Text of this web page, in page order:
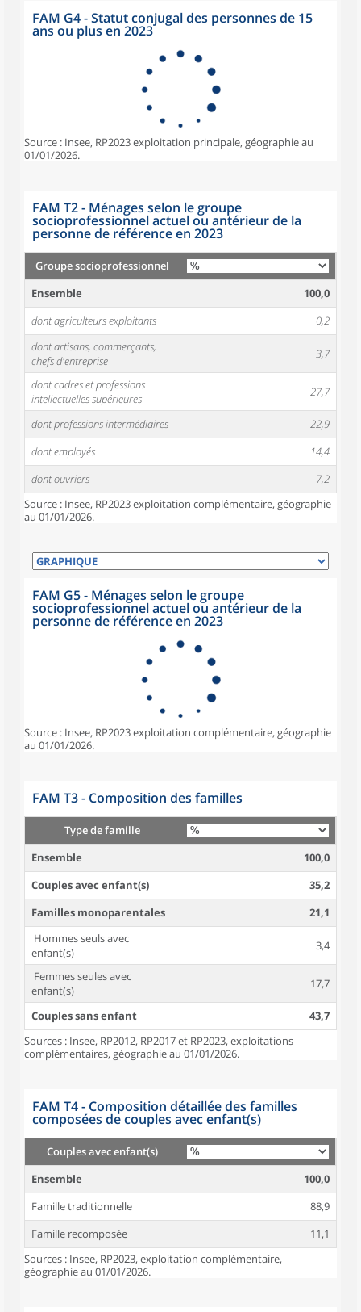
FAM G4 - Statut conjugal des personnes de 15
ans ou plus en 2023
Source : Insee, RP2023 exploitation principale, géographie au
01/01/2026.
FAM T2 - Ménages selon le groupe
socioprofessionnel actuel ou antérieur de la
personne de référence en 2023
Groupe socioprofessionnel
Ensemble
100,0
dont agriculteurs exploitants
0,2
dont artisans, commerçants,
chefs d'entreprise
3,7
dont cadres et professions
intellectuelles supérieures
27,7
dont professions intermédiaires
22,9
dont employés
14,4
dont ouvriers
7,2
Source : Insee, RP2023 exploitation complémentaire, géographie
au 01/01/2026.
FAM G5 - Ménages selon le groupe
socioprofessionnel actuel ou antérieur de la
personne de référence en 2023
Source : Insee, RP2023 exploitation complémentaire, géographie
au 01/01/2026.
FAM T3 - Composition des familles
Type de famille
Ensemble
100,0
Couples avec enfant(s)
35,2
Familles monoparentales
21,1
Hommes seuls avec
enfant(s)
3,4
Femmes seules avec
enfant(s)
17,7
Couples sans enfant
43,7
Sources : Insee, RP2012, RP2017 et RP2023, exploitations
complémentaires, géographie au 01/01/2026.
FAM T4 - Composition détaillée des familles
composées de couples avec enfant(s)
Couples avec enfant(s)
Ensemble
100,0
Famille traditionnelle
88,9
Famille recomposée
11,1
Sources : Insee, RP2023, exploitation complémentaire,
géographie au 01/01/2026.